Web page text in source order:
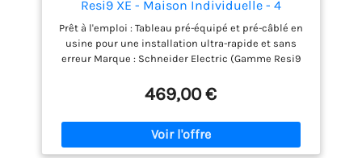
Resi9 XE - Maison Individuelle - 4
Rangées - 13 Modules - 52 Modules - IP30
- NF C 15-100 - R9HPNFC15145M
Prêt à l'emploi : Tableau pré-équipé et pré-câblé en
usine pour une installation ultra-rapide et sans
erreur Marque : Schneider Electric (Gamme Resi9
protection : IP30 Norme : NF C 15-100 Sécurité
certifiée : Protection complète contre les chocs
électriques, surcharges et courts-circuits conforme
à la norme NF C 15-100 Capacité évolutive : Grande
capacité de 52 modules répartis sur 4 rangées
469,00 €